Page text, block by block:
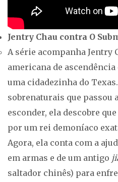
Jentry Chau contra O
A série acompanha Jentry
americana de
uma cidadezinha do
sobrenaturais que passou
esconder, ela descobre
por um rei demoníaco
Agora, ela conta com a
em armas e de um antigo
saltador chinês) para